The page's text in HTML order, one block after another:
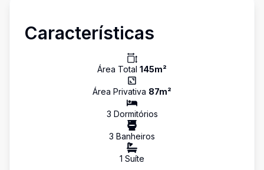
Características
Área Total 145m²
Área Privativa 87m²
3 Dormitórios
3 Banheiros
1 Suíte